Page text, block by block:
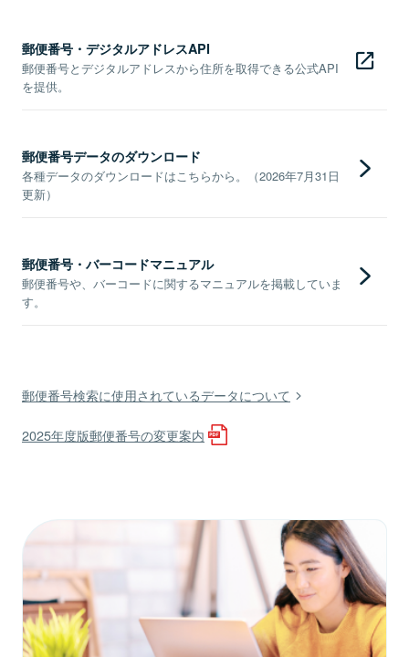
郵便番号・デジタルアドレスAPI
郵便番号とデジタルアドレスから住所を取得できる公式API
を提供。
郵便番号データのダウンロード
各種データのダウンロードはこちらから。（2026年7月31日
更新）
郵便番号・バーコードマニュアル
郵便番号や、バーコードに関するマニュアルを掲載していま
す。
郵便番号検索に使用されているデータについて
2025年度版郵便番号の変更案内